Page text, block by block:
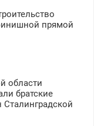
с з/п до
руб.
прямой
области
братские